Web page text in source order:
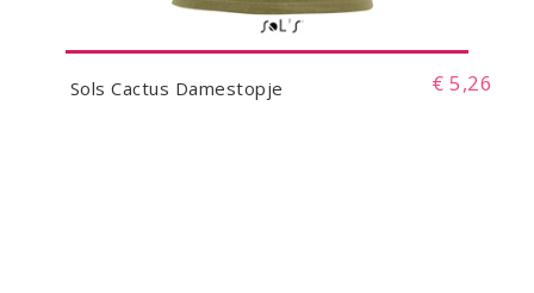
Sols Cactus Damestopje € 5,26